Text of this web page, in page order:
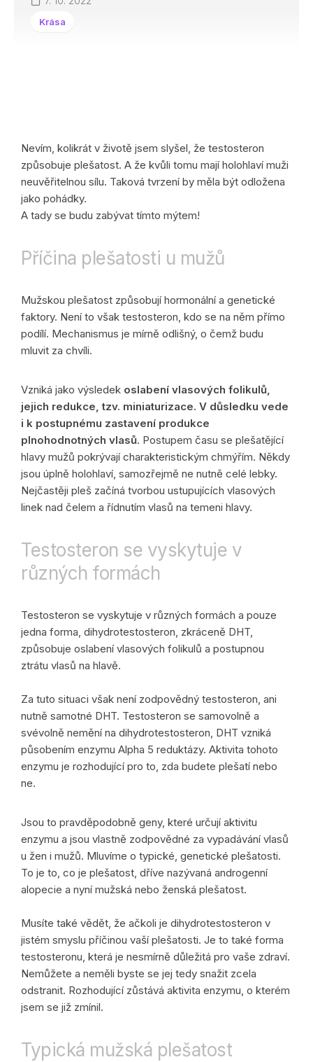
Krása
Nevím, kolikrát v životě jsem slyšel, že testosteron
způsobuje plešatost. A že kvůli tomu mají holohlaví muži
neuvěřitelnou sílu. Taková tvrzení by měla být odložena
jako pohádky.
A tady se budu zabývat tímto mýtem!
Příčina plešatosti u mužů
Mužskou plešatost způsobují hormonální a genetické
faktory. Není to však testosteron, kdo se na něm přímo
podílí. Mechanismus je mírně odlišný, o čemž budu
mluvit za chvíli.
Vzniká jako výsledek oslabení vlasových folikulů,
jejich redukce, tzv. miniaturizace. V důsledku vede
i k postupnému zastavení produkce
plnohodnotných vlasů. Postupem času se plešatějící
hlavy mužů pokrývají charakteristickým chmýřím. Někdy
jsou úplně holohlaví, samozřejmě ne nutně celé lebky.
Nejčastěji pleš začíná tvorbou ustupujících vlasových
linek nad čelem a řídnutím vlasů na temeni hlavy.
Testosteron se vyskytuje v
různých formách
Testosteron se vyskytuje v různých formách a pouze
jedna forma, dihydrotestosteron, zkráceně DHT,
způsobuje oslabení vlasových folikulů a postupnou
ztrátu vlasů na hlavě.
Za tuto situaci však není zodpovědný testosteron, ani
nutně samotné DHT. Testosteron se samovolně a
svévolně nemění na dihydrotestosteron, DHT vzniká
působením enzymu Alpha 5 reduktázy. Aktivita tohoto
enzymu je rozhodující pro to, zda budete plešatí nebo
ne.
Jsou to pravděpodobně geny, které určují aktivitu
enzymu a jsou vlastně zodpovědné za vypadávání vlasů
u žen i mužů. Mluvíme o typické, genetické plešatosti.
To je to, co je plešatost, dříve nazývaná androgenní
alopecie a nyní mužská nebo ženská plešatost.
Musíte také vědět, že ačkoli je dihydrotestosteron v
jistém smyslu příčinou vaší plešatosti. Je to také forma
testosteronu, která je nesmírně důležitá pro vaše zdraví.
Nemůžete a neměli byste se jej tedy snažit zcela
odstranit. Rozhodující zůstává aktivita enzymu, o kterém
jsem se již zmínil.
Typická mužská plešatost